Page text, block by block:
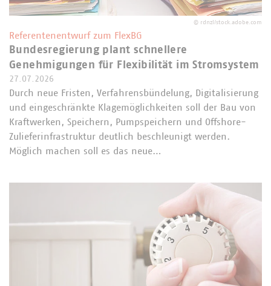
© rdnzl/stock.adobe.com
Referentenentwurf zum FlexBG
Bundesregierung plant schnellere
Genehmigungen für Flexibilität im Stromsystem
27.07.2026
Durch neue Fristen, Verfahrensbündelung, Digitalisierung
und eingeschränkte Klagemöglichkeiten soll der Bau von
Kraftwerken, Speichern, Pumpspeichern und Offshore-
Zulieferinfrastruktur deutlich beschleunigt werden.
Möglich machen soll es das neue…